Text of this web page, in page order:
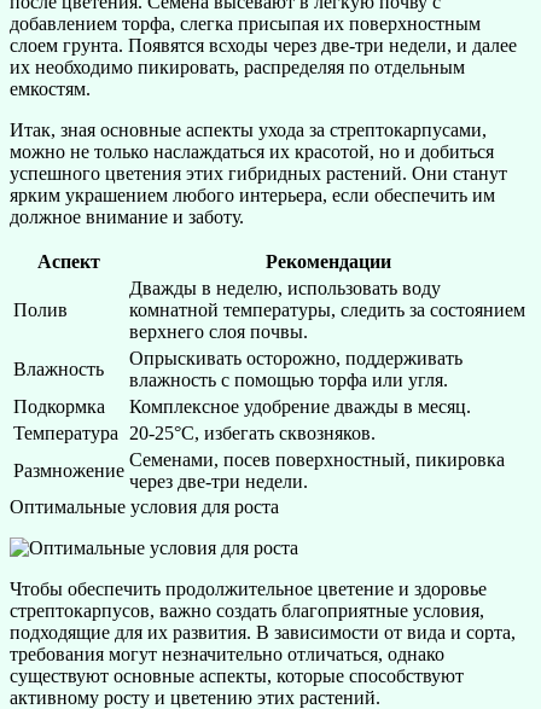
добавлением торфа, слегка присыпая их поверхностным
слоем грунта. Появятся всходы через две-три недели, и далее
их необходимо пикировать, распределяя по отдельным
емкостям.
Итак, зная основные аспекты ухода за стрептокарпусами,
можно не только наслаждаться их красотой, но и добиться
успешного цветения этих гибридных растений. Они станут
ярким украшением любого интерьера, если обеспечить им
должное внимание и заботу.
Аспект Рекомендации
Полив
Дважды в неделю, использовать воду
комнатной температуры, следить за состоянием
верхнего слоя почвы.
Влажность
Опрыскивать осторожно, поддерживать
влажность с помощью торфа или угля.
Подкормка
Комплексное удобрение дважды в месяц.
Температура
20-25°C, избегать сквозняков.
Размножение
Семенами, посев поверхностный, пикировка
через две-три недели.
Оптимальные условия для роста
Чтобы обеспечить продолжительное цветение и здоровье
стрептокарпусов, важно создать благоприятные условия,
подходящие для их развития. В зависимости от вида и сорта,
требования могут незначительно отличаться, однако
существуют основные аспекты, которые способствуют
активному росту и цветению этих растений.